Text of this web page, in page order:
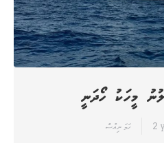
މީހަކު ހޯދަނީ
ހަމަ ނިއުސް 2